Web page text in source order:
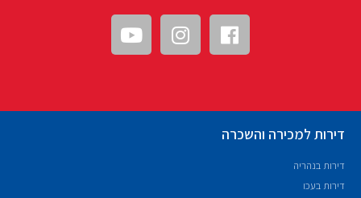
דירות למכירה והשכרה
דירות בנהריה
דירות בעכו